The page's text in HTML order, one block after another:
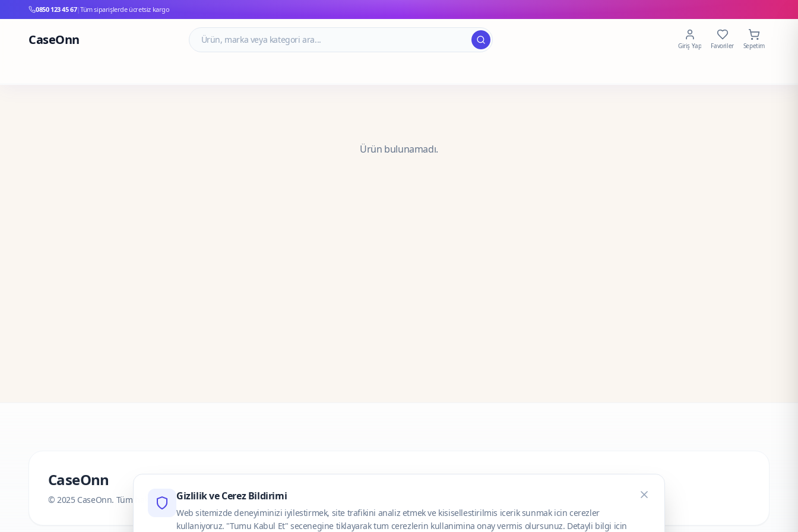
0850 123 45 67|Tüm siparişlerde ücretsiz kargo
CaseOnn Giriş Yap Favoriler Sepetim
Ürün bulunamadı.
CaseOnn
© 2025 CaseOnn. Tüm hakları saklıdır.Gizlilik ve Cerez Bildirimi
Web sitemizde deneyiminizi iyilestirmek, site trafikini analiz etmek ve kisisellestirilmis icerik sunmak icin cerezler
kullaniyoruz. "Tumu Kabul Et" secenegine tiklayarak tum cerezlerin kullanimina onay vermis olursunuz. Detayli bilgi icin